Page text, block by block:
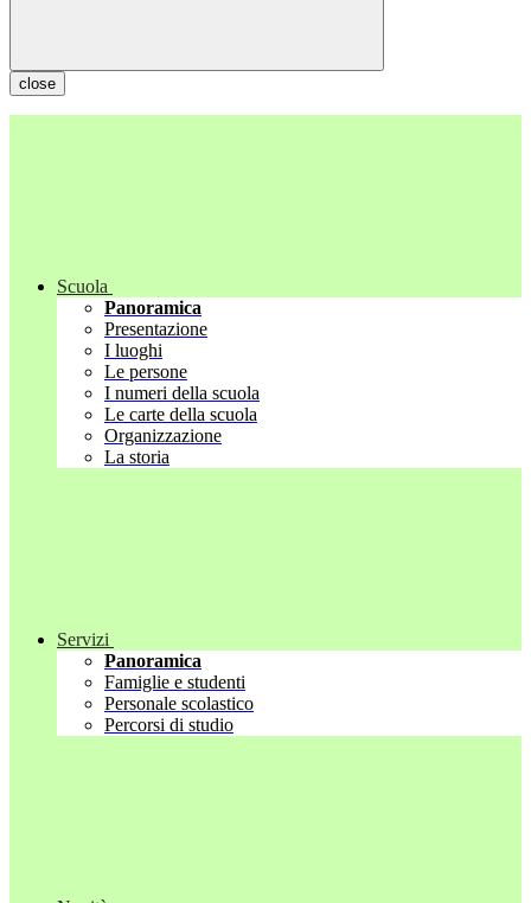
close
Scuola
Panoramica
Presentazione
I luoghi
Le persone
I numeri della scuola
Le carte della scuola
Organizzazione
La storia
Servizi
Panoramica
Famiglie e studenti
Personale scolastico
Percorsi di studio